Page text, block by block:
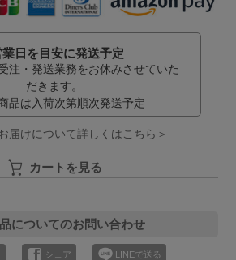
業日を目安に発送予定
注・発送業務をお休みさせていた
だきます。
品は入荷次第順次発送予定
届けについて詳しくはこちら＞
カートを見る
についてのお問い合わせ
シェア LINEで送る